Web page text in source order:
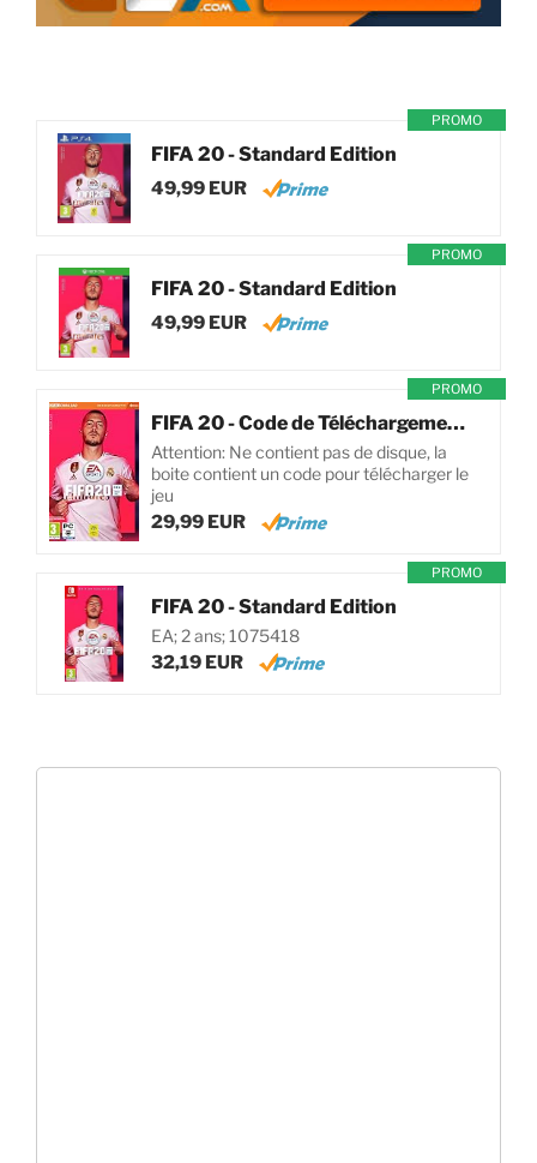
PROMO
FIFA 20 - Standard Edition
49,99 EUR
PROMO
FIFA 20 - Standard Edition
49,99 EUR
PROMO
FIFA 20 - Code de Téléchargement pour PC
Attention: Ne contient pas de disque, la
boite contient un code pour télécharger le
jeu
29,99 EUR
PROMO
FIFA 20 - Standard Edition
EA; 2 ans; 1075418
32,19 EUR